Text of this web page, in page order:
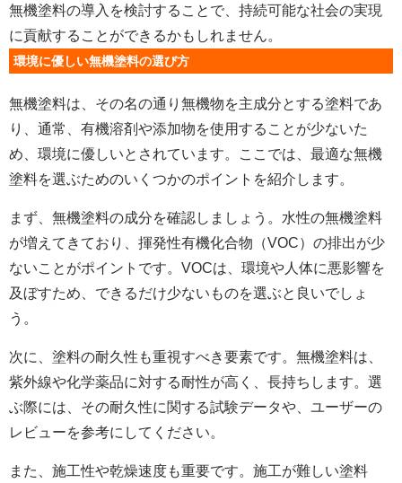
無機塗料の導入を検討することで、持続可能な社会の実現
に貢献することができるかもしれません。
環境に優しい無機塗料の選び方
無機塗料は、その名の通り無機物を主成分とする塗料であ
り、通常、有機溶剤や添加物を使用することが少ないた
め、環境に優しいとされています。ここでは、最適な無機
塗料を選ぶためのいくつかのポイントを紹介します。
まず、無機塗料の成分を確認しましょう。水性の無機塗料
が増えてきており、揮発性有機化合物（VOC）の排出が少
ないことがポイントです。VOCは、環境や人体に悪影響を
及ぼすため、できるだけ少ないものを選ぶと良いでしょ
う。
次に、塗料の耐久性も重視すべき要素です。無機塗料は、
紫外線や化学薬品に対する耐性が高く、長持ちします。選
ぶ際には、その耐久性に関する試験データや、ユーザーの
レビューを参考にしてください。
また、施工性や乾燥速度も重要です。施工が難しい塗料